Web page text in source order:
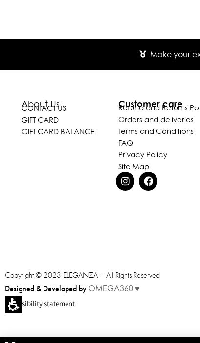
Make your
About Us
CONTACT US
GIFT CARD
GIFT CARD BALANCE
Customer care
Refund and Returns
Orders and deliveries
Terms and Conditions
FAQ
Privacy Policy
Site Map
Copyright © 2023 ELEGANZA – All Rights Reserved
Designed & Developed by OMEGA360 ♥
Accessibility statement
You